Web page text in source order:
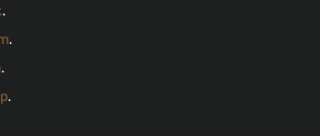
.
.
.
.